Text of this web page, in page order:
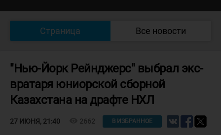
Страница Все новости
"Нью-Йорк Рейнджерс" выбрал экс-
вратаря юниорской сборной
Казахстана на драфте НХЛ
27 ИЮНЯ, 21:40 2662 В ИЗБРАННОЕ